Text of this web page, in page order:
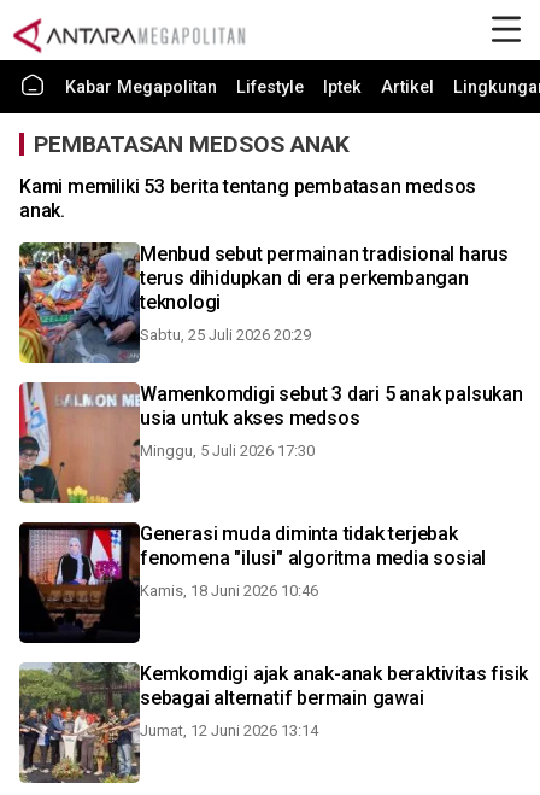
Kabar Megapolitan Lifestyle Iptek Artikel
PEMBATASAN MEDSOS ANAK
Kami memiliki 53 berita tentang pembatasan medsos
anak.
Menbud sebut permainan tradisional harus
terus dihidupkan di era perkembangan
teknologi
Sabtu, 25 Juli 2026 20:29
Wamenkomdigi sebut 3 dari 5 anak palsukan
usia untuk akses medsos
Minggu, 5 Juli 2026 17:30
Generasi muda diminta tidak terjebak
fenomena "ilusi" algoritma media sosial
Kamis, 18 Juni 2026 10:46
Kemkomdigi ajak anak-anak beraktivitas fisik
sebagai alternatif bermain gawai
Jumat, 12 Juni 2026 13:14